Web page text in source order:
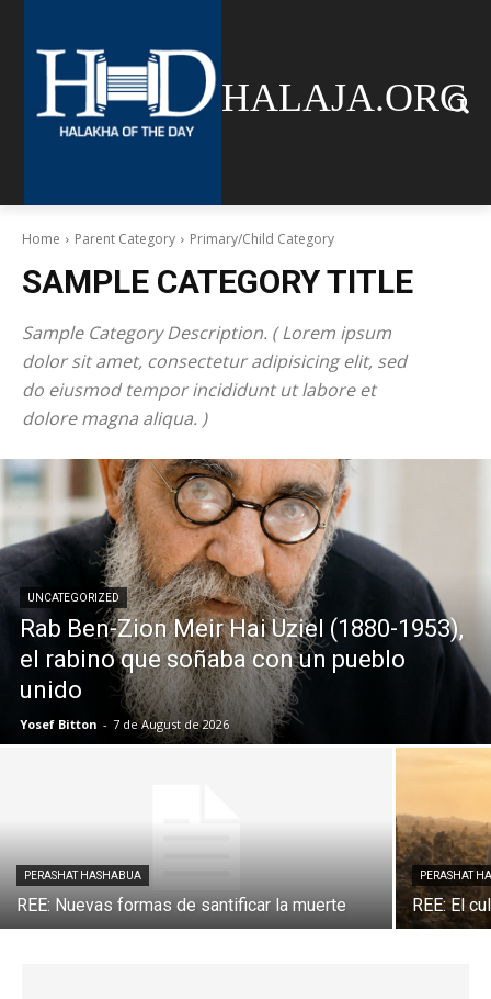
HALAJA.ORG
Home Parent Category Primary/Child Category
SAMPLE CATEGORY TITLE
Sample Category Description. ( Lorem ipsum
dolor sit amet, consectetur adipisicing elit, sed
do eiusmod tempor incididunt ut labore et
dolore magna aliqua. )
UNCATEGORIZED
Rab Ben-Zion Meir Hai Uziel (1880-1953),
el rabino que soñaba con un pueblo
unido
Yosef Bitton - 7 de August de 2026
PERASHAT HASHABUA
REE: Nuevas formas de santificar la muerte
PERASHAT
REE: El